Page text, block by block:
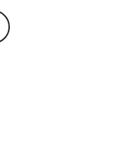
assure une